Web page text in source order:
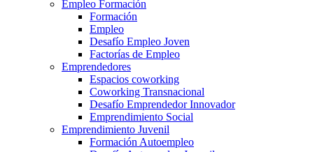
Empleo Formación
Formación
Empleo
Desafío Empleo Joven
Factorías de Empleo
Emprendedores
Espacios coworking
Coworking Transnacional
Desafío Emprendedor Innovador
Emprendimiento Social
Emprendimiento Juvenil
Formación Autoempleo